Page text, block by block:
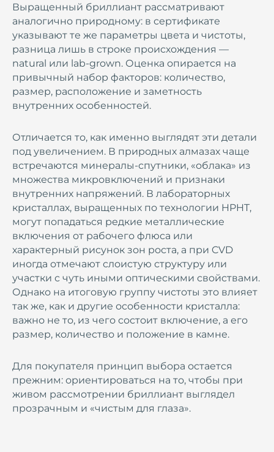
Выращенный бриллиант рассматривают
аналогично природному: в сертификате
указывают те же параметры цвета и чистоты,
разница лишь в строке происхождения —
natural или lab‑grown. Оценка опирается на
привычный набор факторов: количество,
размер, расположение и заметность
внутренних особенностей.
Отличается то, как именно выглядят эти детали
под увеличением. В природных алмазах чаще
встречаются минералы‑спутники, «облака» из
множества микровключений и признаки
внутренних напряжений. В лабораторных
кристаллах, выращенных по технологии HPHT,
могут попадаться редкие металлические
включения от рабочего флюса или
характерный рисунок зон роста, а при CVD
иногда отмечают слоистую структуру или
участки с чуть иными оптическими свойствами.
Однако на итоговую группу чистоты это влияет
так же, как и другие особенности кристалла:
важно не то, из чего состоит включение, а его
размер, количество и положение в камне.
Для покупателя принцип выбора остается
прежним: ориентироваться на то, чтобы при
живом рассмотрении бриллиант выглядел
прозрачным и «чистым для глаза».